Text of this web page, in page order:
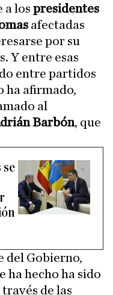
a los presidentes
afectadas
por su
Y entre esas
entre partidos
ha afirmado,
al
Barbón, que
se
del Gobierno,
ha hecho ha sido
de las